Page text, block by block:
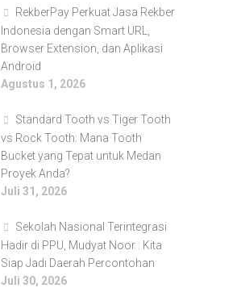
RekberPay Perkuat Jasa Rekber
Indonesia dengan Smart URL,
Browser Extension, dan Aplikasi
Android
Agustus 1, 2026
Standard Tooth vs Tiger Tooth
vs Rock Tooth: Mana Tooth
Bucket yang Tepat untuk Medan
Proyek Anda?
Juli 31, 2026
Sekolah Nasional Terintegrasi
Hadir di PPU, Mudyat Noor : Kita
Siap Jadi Daerah Percontohan
Juli 30, 2026